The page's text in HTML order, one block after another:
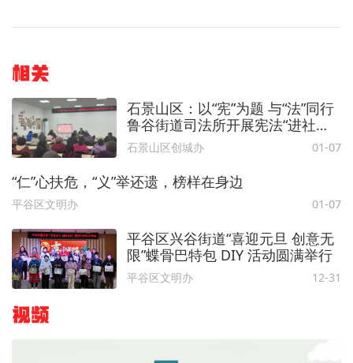
相关
石景山区：以“宪”为题 与“法”同行
鲁谷街道司法所开展宪法“进社
区”主题活动
石景山区创城办 01-07
“仁”心扶危，“义”举还遗，榜样在身边
平谷区文明办 01-07
平谷区兴谷街道“喜迎元旦 创意无
限”蝶骨巴特包 DIY 活动圆满举行
平谷区文明办 12-31
视频